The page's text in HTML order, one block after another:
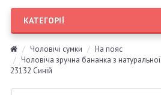
КАТЕГОРІЇ
Чоловічі сумки
На пояс
Чоловіча зручна бананка з
23132 Синій